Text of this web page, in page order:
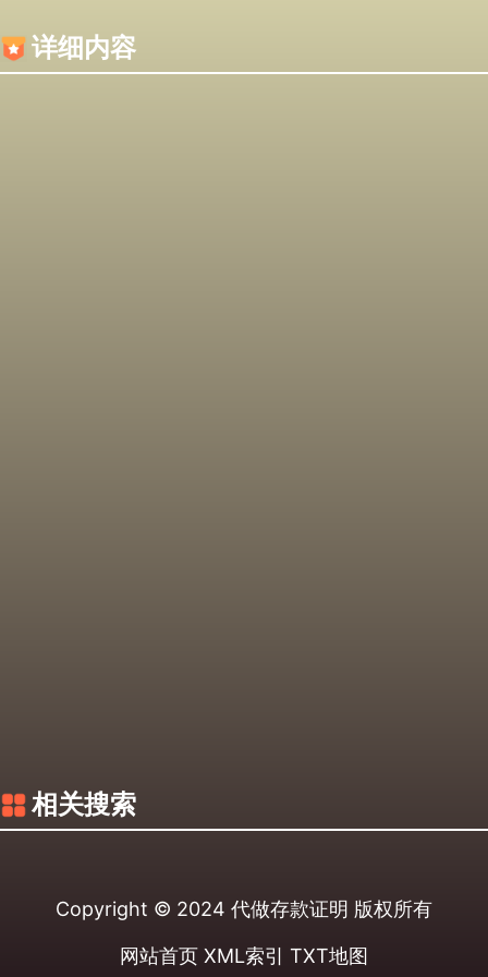
详细内容
相关搜索
Copyright © 2024 代做存款证明 版权所有
网站首页 XML索引 TXT地图